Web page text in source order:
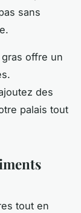
sans
offre un
des
palais tout
tout en